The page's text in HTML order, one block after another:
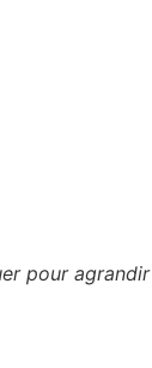
pour agrandir